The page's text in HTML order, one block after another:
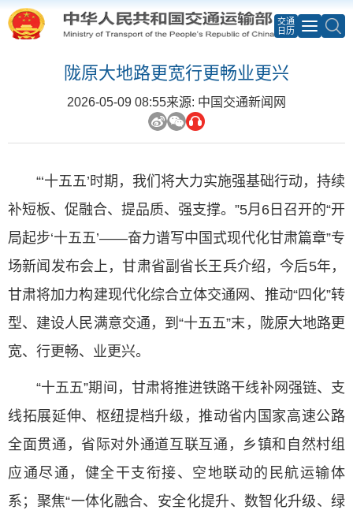
交通
日历
陇原大地路更宽行更畅业更兴
2026-05-09 08:55来源: 中国交通新闻网
“‘十五五’时期，我们将大力实施强基础行动，持续
补短板、促融合、提品质、强支撑。”5月6日召开的“开
局起步‘十五五’——奋力谱写中国式现代化甘肃篇章”专
场新闻发布会上，甘肃省副省长王兵介绍，今后5年，
甘肃将加力构建现代化综合立体交通网、推动“四化”转
型、建设人民满意交通，到“十五五”末，陇原大地路更
宽、行更畅、业更兴。
“十五五”期间，甘肃将推进铁路干线补网强链、支
线拓展延伸、枢纽提档升级，推动省内国家高速公路
全面贯通，省际对外通道互联互通，乡镇和自然村组
应通尽通，健全干支衔接、空地联动的民航运输体
系；聚焦“一体化融合、安全化提升、数智化升级、绿